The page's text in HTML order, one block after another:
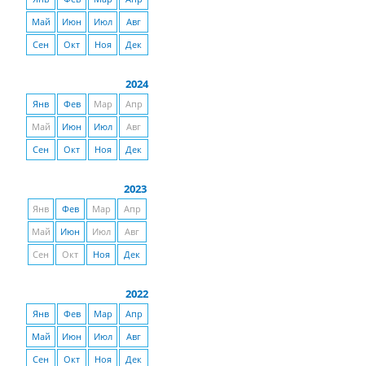
Май
Июн Июл
Авг
Сен
Окт Ноя Дек
2024
Янв Фев Мар
Апр
Май
Июн Июл
Авг
Сен
Окт Ноя Дек
2023
Янв Фев Мар
Апр
Май
Июн Июл
Авг
Сен
Окт Ноя Дек
2022
Янв Фев Мар
Апр
Май
Июн Июл
Авг
Сен
Окт Ноя Дек